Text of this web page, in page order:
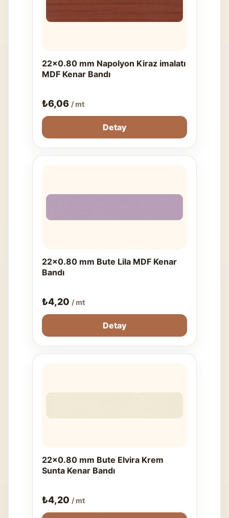
22x0.80 mm Napolyon Kiraz imalatı
MDF Kenar Bandı
₺6,06 / mt
Detay
22x0.80 mm Bute Lila MDF Kenar
Bandı
₺4,20 / mt
Detay
22x0.80 mm Bute Elvira Krem
Sunta Kenar Bandı
₺4,20 / mt